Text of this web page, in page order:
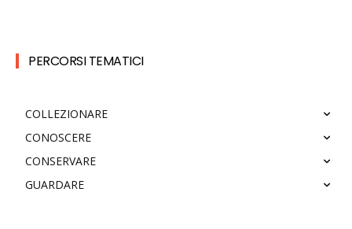
PERCORSI TEMATICI
COLLEZIONARE
CONOSCERE
CONSERVARE
GUARDARE